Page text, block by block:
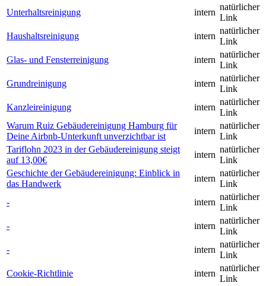
Unterhaltsreinigung
intern
natürlicher
Link
Haushaltsreinigung
intern
natürlicher
Link
Glas- und Fensterreinigung
intern
natürlicher
Link
Grundreinigung
intern
natürlicher
Link
Kanzleireinigung
intern
natürlicher
Link
Warum Ruiz Gebäudereinigung Hamburg für
Deine Airbnb-Unterkunft unverzichtbar ist
intern
natürlicher
Link
Tariflohn 2023 in der Gebäudereinigung steigt
auf 13,00€​
intern
natürlicher
Link
Geschichte der Gebäudereinigung: Einblick in
das Handwerk
intern
natürlicher
Link
-
intern
natürlicher
Link
-
intern
natürlicher
Link
-
intern
natürlicher
Link
Cookie-Richtlinie
intern
natürlicher
Link